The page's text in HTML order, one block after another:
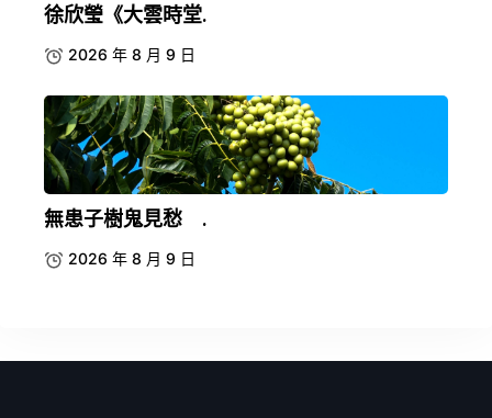
徐欣瑩《大雲時堂.
2026 年 8 月 9 日
無患子樹鬼見愁 .
2026 年 8 月 9 日